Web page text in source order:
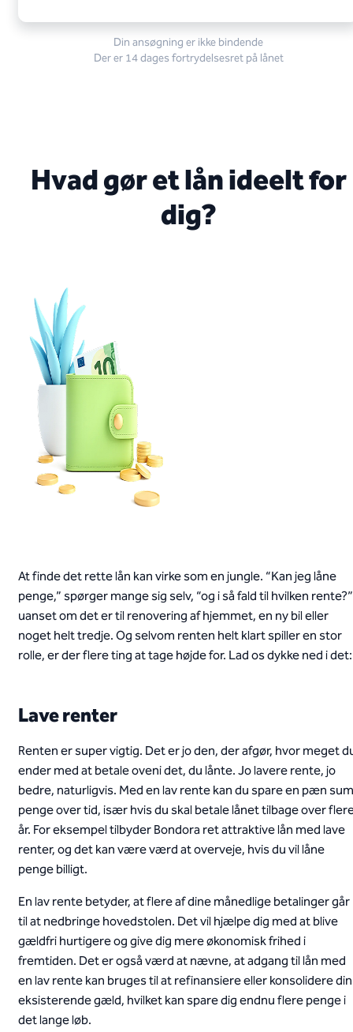
Din ansøgning er ikke bindende
Der er 14 dages fortrydelsesret på lånet
Hvad gør et lån ideelt for
dig?
At finde det rette lån kan virke som en jungle. “Kan jeg låne
penge,” spørger mange sig selv, “og i så fald til hvilken rente?”
uanset om det er til renovering af hjemmet, en ny bil eller
noget helt tredje. Og selvom renten helt klart spiller en stor
rolle, er der flere ting at tage højde for. Lad os dykke ned i det:
Lave renter
Renten er super vigtig. Det er jo den, der afgør, hvor meget
ender med at betale oveni det, du lånte. Jo lavere rente, jo
bedre, naturligvis. Med en lav rente kan du spare en pæn sum
penge over tid, især hvis du skal betale lånet tilbage over
år. For eksempel tilbyder Bondora ret attraktive lån med lave
renter, og det kan være værd at overveje, hvis du vil låne
penge billigt.
En lav rente betyder, at flere af dine månedlige betalinger går
til at nedbringe hovedstolen. Det vil hjælpe dig med at blive
gældfri hurtigere og give dig mere økonomisk frihed i
fremtiden. Det er også værd at nævne, at adgang til lån med
en lav rente kan bruges til at refinansiere eller konsolidere din
eksisterende gæld, hvilket kan spare dig endnu flere penge i
det lange løb.